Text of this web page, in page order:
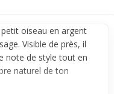
oiseau en argent
Visible de près, il
note de style tout en
naturel de ton